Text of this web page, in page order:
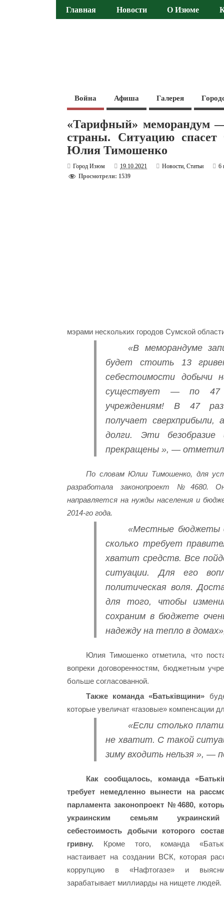
Главная Новости О Изюме
Война Афиша Галерея
«Тарифный» меморандум —
страны. Ситуацию
Юлия Тимошенко
Город Изюм 19.10.2021 Новости,Статьи
6
Просмотрели: 1539
мэрами нескольких городов Сумской
«В меморандуме
будет стоить 13
себестоимости добычи
существует — по 47
учреждениям! В 47
получает
долги. Эти
прекращены », —
По словам Юлии Тимошенко, для
разработала законопроект №4680.
направляется на нужды населения и
2014-го года.
«Местные бюджеты
сколько требует
хватит средств. Все
ситуации. Для его
политическая воля.
для того, чтобы
сохраним в бюджете
надежду на тепло в
Юлия Тимошенко отметила, что
вопреки договоренностям, бюджетным
больше согласованной.
Также команда «Батьківщини»
которые увеличат «газовые» компенсации
«Если столько
не хватит. С такой
зиму входить нельзя », —
Как сообщалось, команда
требует немедленно вынести на
парламента законопроект №4680,
украинским семьям
себестоимость добычи которого
гривну. Кроме того, команда
настаивает на создании ВСК, которая
коррупцию в «Нафтогазе» и
зарабатывает миллиарды на нищете людей.